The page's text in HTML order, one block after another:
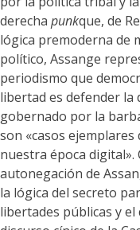
derecha punkque, de
lógica premoderna de
político, Assange
periodismo que
libertad es defender la
gobernado por la
son «casos
nuestra época digital».
autonegación de
la lógica del secreto
libertades públicas y